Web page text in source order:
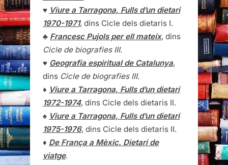
♥ Viure a Tarragona, Fulls d’un dietari
1970-1971, dins Cicle dels dietaris I.
♣ Francesc Pujols per ell mateix, dins
Cicle de biografies III.
♥ Geografia espiritual de Catalunya,
dins Cicle de biografies III.
♦ Viure a Tarragona, Fulls d’un dietari
1972-1974, dins Cicle dels dietaris II.
♠ Viure a Tarragona, Fulls d’un dietari
1975-1976, dins Cicle dels dietaris II.
♦ De França a Mèxic. Dietari de
viatge.